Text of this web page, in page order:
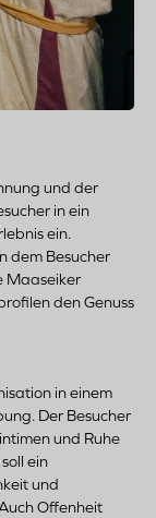
und der
in ein
ein.
dem Besucher
Maaseiker
den Genuss
in einem
Der Besucher
und Ruhe
ein
und
Offenheit